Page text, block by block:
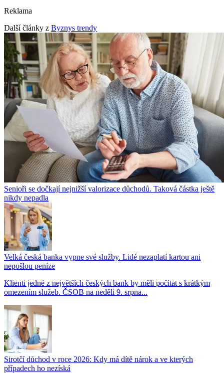
Reklama
Další články z Byznys trendy
Senioři se dočkají nejnižší valorizace důchodů. Taková částka ještě
nikdy nepadla
Velká česká banka vypne své služby. Lidé nezaplatí kartou ani
nepošlou peníze
Klienti jedné z největších českých bank by měli počítat s krátkým
omezením služeb. ČSOB na neděli 9. srpna...
Sirotčí důchod v roce 2026: Kdy má dítě nárok a ve kterých
případech ho nezíská